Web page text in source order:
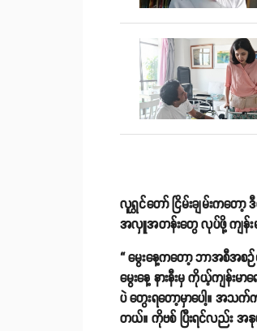
လူရွှင်တော် ငြိမ်းချမ်းကတ
အလှူအတန်းတွေ လုပ်ဖို့ ကျန်းမ
“ မွေးနေ့ကတော့ ဘာအစီအစဉ်
မွေးနေ့ နားနီးမှ ကိုယ့်ကျန်
ပဲ တွေးရတော့မှာပေါ့။ အသက်
တယ်။ ကိုဗစ် ပြီးရင်လည်း အနု